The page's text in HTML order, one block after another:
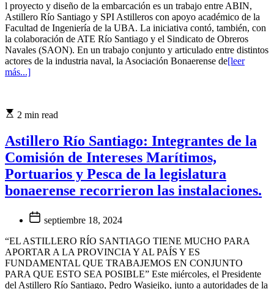
l proyecto y diseño de la embarcación es un trabajo entre ABIN,
Astillero Río Santiago y SPI Astilleros con apoyo académico de la
Facultad de Ingeniería de la UBA. La iniciativa contó, también, con
la colaboración de ATE Río Santiago y el Sindicato de Obreros
Navales (SAON). En un trabajo conjunto y articulado entre distintos
actores de la industria naval, la Asociación Bonaerense de[leer
más...]
2 min read
Astillero Río Santiago: Integrantes de la
Comisión de Intereses Marítimos,
Portuarios y Pesca de la legislatura
bonaerense recorrieron las instalaciones.
septiembre 18, 2024
“EL ASTILLERO RÍO SANTIAGO TIENE MUCHO PARA
APORTAR A LA PROVINCIA Y AL PAÍS Y ES
FUNDAMENTAL QUE TRABAJEMOS EN CONJUNTO
PARA QUE ESTO SEA POSIBLE” Este miércoles, el Presidente
del Astillero Río Santiago, Pedro Wasiejko, junto a autoridades de la